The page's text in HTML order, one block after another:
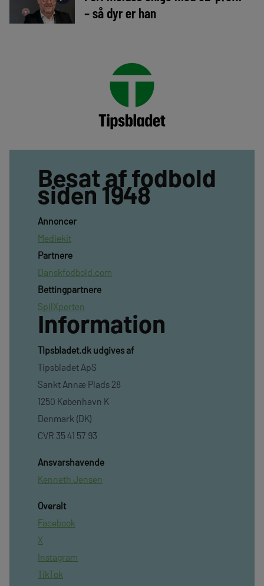
– så dyr er han
Besat af fodbold
siden 1948
Annoncer
Mediekit
Partnere
Danskfodbold.com
Bettingpartnere
SpilXperten
Information
TIpsbladet.dk udgives af
Tipsbladet ApS
Sankt Annæ Plads 28
1250 København K
Denmark (DK)
CVR 35 41 57 93
Ansvarshavende
Kenneth Jensen
Overalt
Facebook
X
Instagram
TikTok